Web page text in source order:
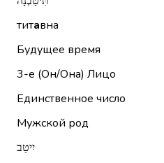
титавна
Будущее время
3-е (Он/Она) Лицо
Единственное число
Мужской род
יִיטַב